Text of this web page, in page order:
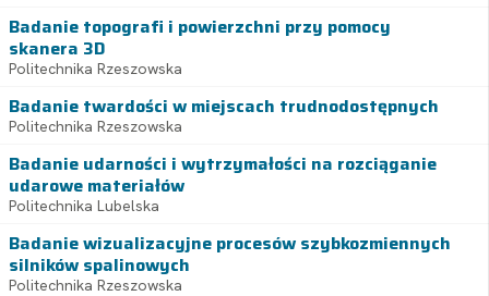
Badanie topografi i powierzchni przy pomocy
skanera 3D
Politechnika Rzeszowska
Badanie twardości w miejscach trudnodostępnych
Politechnika Rzeszowska
Badanie udarności i wytrzymałości na rozciąganie
udarowe materiałów
Politechnika Lubelska
Badanie wizualizacyjne procesów szybkozmiennych
silników spalinowych
Politechnika Rzeszowska